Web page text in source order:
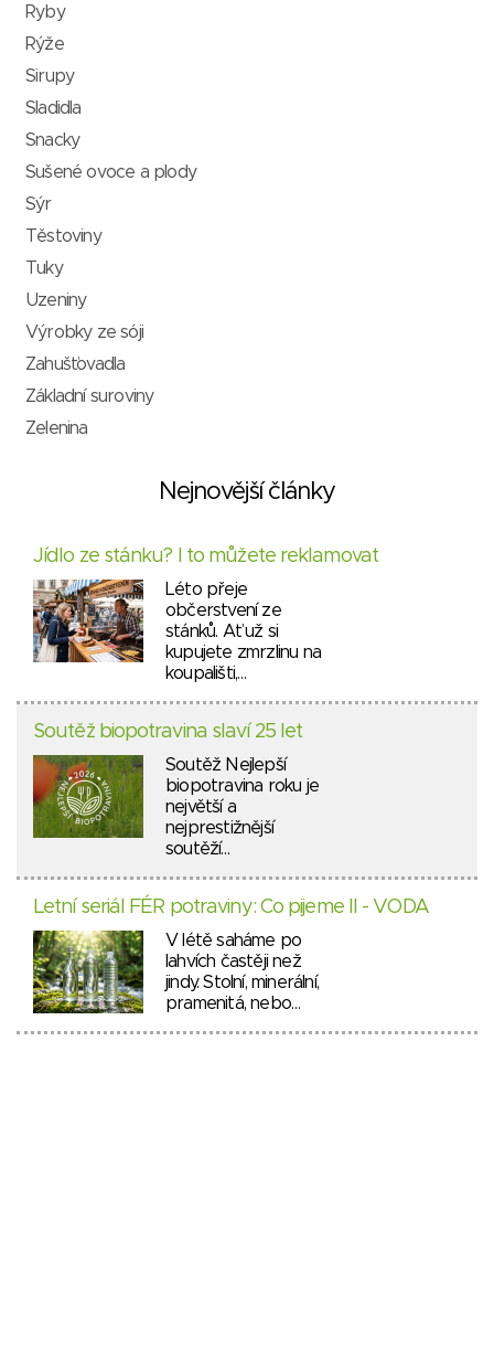
Ryby
Rýže
Sirupy
Sladidla
Snacky
Sušené ovoce a plody
Sýr
Těstoviny
Tuky
Uzeniny
Výrobky ze sóji
Zahušťovadla
Základní suroviny
Zelenina
Nejnovější články
Jídlo ze stánku? I to můžete reklamovat
Léto přeje
občerstvení ze
stánků. Ať už si
kupujete zmrzlinu na
koupališti,…
Soutěž biopotravina slaví 25 let
Soutěž Nejlepší
biopotravina roku je
největší a
nejprestižnější
soutěží…
Letní seriál FÉR potraviny: Co pijeme II - VODA
V létě saháme po
lahvích častěji než
jindy. Stolní, minerální,
pramenitá, nebo…